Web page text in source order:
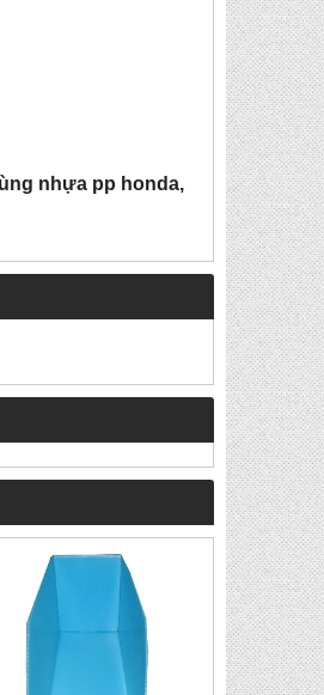
nhựa pp honda,